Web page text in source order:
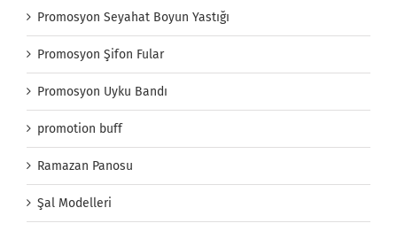
Promosyon Seyahat Boyun Yastığı
Promosyon Şifon Fular
Promosyon Uyku Bandı
promotion buff
Ramazan Panosu
Şal Modelleri